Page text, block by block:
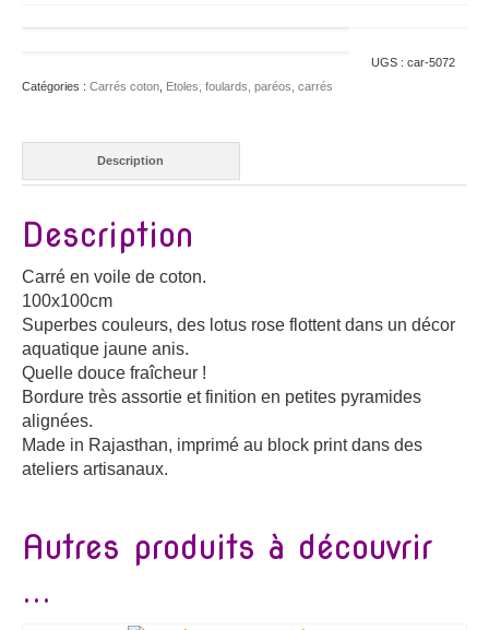
UGS : car-5072
Catégories : Carrés coton Etoles, foulards, paréos, carrés
Description
Description
Carré en voile de coton.
100x100cm
Superbes couleurs, des lotus rose flottent dans un décor
aquatique jaune anis.
Quelle douce fraîcheur !
Bordure très assortie et finition en petites pyramides
alignées.
Made in Rajasthan, imprimé au block print dans des
ateliers artisanaux.
Autres produits à découvrir
...